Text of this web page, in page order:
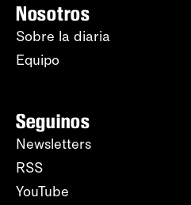
Nosotros
Sobre la diaria
Equipo
Seguinos
Newsletters
RSS
YouTube